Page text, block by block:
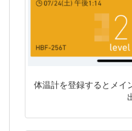
体温計を登録するとメイ